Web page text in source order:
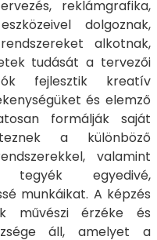
reklámgrafika,
dolgoznak,
alkotnak,
tudását a tervezői
fejlesztik kreatív
és elemző
formálják saját
a különböző
valamint
tegyék egyedivé,
munkáikat. A képzés
művészi érzéke és
áll, amelyet a